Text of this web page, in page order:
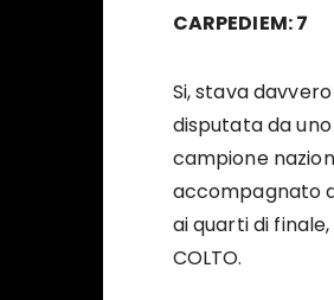
CARPEDIEM: 7
Si, stava
disputata da
campione
accompagnato
ai quarti di
COLTO.